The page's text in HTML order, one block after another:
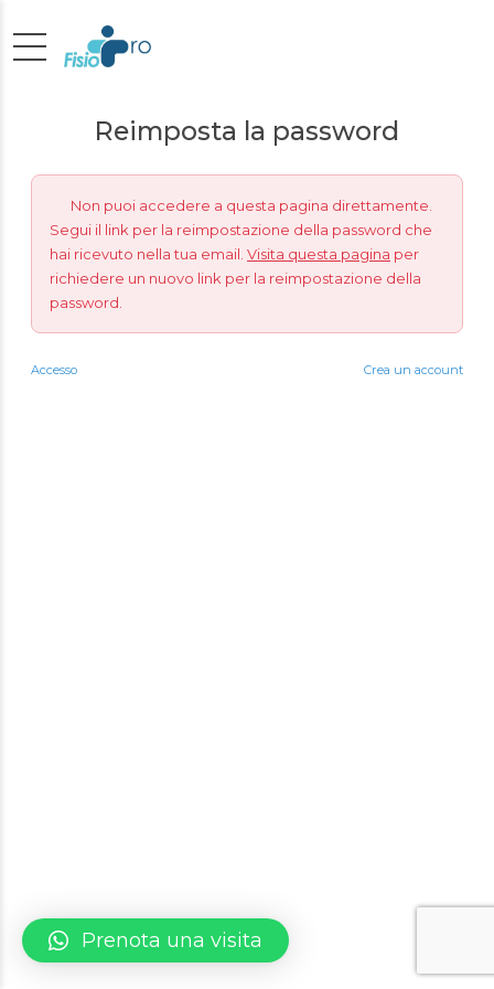
Reimposta la password
Non puoi accedere a questa pagina direttamente.
Segui il link per la reimpostazione della password che
hai ricevuto nella tua email. Visita questa pagina per
richiedere un nuovo link per la reimpostazione della
password.
Accesso Crea un account
Prenota una visita